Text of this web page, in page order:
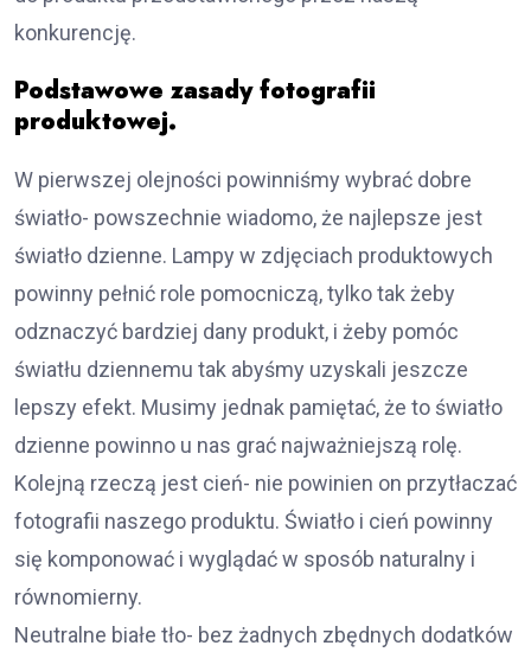
konkurencję.
Podstawowe zasady fotografii
produktowej.
W pierwszej olejności powinniśmy wybrać dobre
światło- powszechnie wiadomo, że najlepsze jest
światło dzienne. Lampy w zdjęciach produktowych
powinny pełnić role pomocniczą, tylko tak żeby
odznaczyć bardziej dany produkt, i żeby pomóc
światłu dziennemu tak abyśmy uzyskali jeszcze
lepszy efekt. Musimy jednak pamiętać, że to światło
dzienne powinno u nas grać najważniejszą rolę.
Kolejną rzeczą jest cień- nie powinien on przytłaczać
fotografii naszego produktu. Światło i cień powinny
się komponować i wyglądać w sposób naturalny i
równomierny.
Neutralne białe tło- bez żadnych zbędnych dodatków